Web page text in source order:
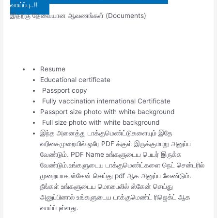
வாய்ப்பு..!!
இதற்கு தேவையான ஆவணங்கள் (Documents)
Resume
Educational certificate
Passport copy
Fully vaccination international Certificate
Passport size photo with white background
Full size photo with white background
இந்த அனைத்து டாக்குமெண்ட்டுகளையும் இதே
வரிசைமுறையில் ஒரே PDF க்குள் இருக்குமாறு அனுப்ப
வேண்டும். PDF Name உங்களுடைய பெயர் இருக்க
வேண்டும்.உங்களுடைய டாக்குமெண்ட்களை நெட் சென்டரில்
முறையாக ஸ்கேன் செய்து pdf ஆக அனுப்ப வேண்டும்.
நீங்கள் உங்களுடைய மொபைலில் ஸ்கேன் செய்து
அனுப்பினால் உங்களுடைய டாக்குமெண்ட் ரிஜெக்ட் ஆக
வாய்ப்புள்ளது.